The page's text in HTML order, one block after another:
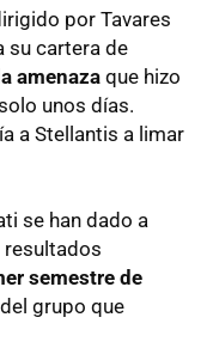
por Tavares
su cartera de
amenaza que hizo
unos días.
a Stellantis a limar
se han dado a
resultados
semestre de
grupo que